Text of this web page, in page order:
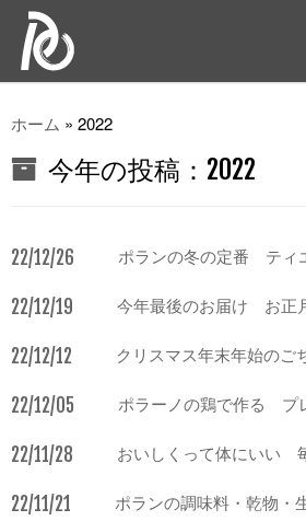
ホーム » 2022
今年の投稿： 2022
22/12/26 ポランの冬の定番 ティ
22/12/19 今年最後のお届け お正
22/12/12 クリスマス年末年始の
22/12/05 ポラーノの鶏で作る プ
22/11/28 おいしくって体にいい
22/11/21 ポランの調味料・乾物・